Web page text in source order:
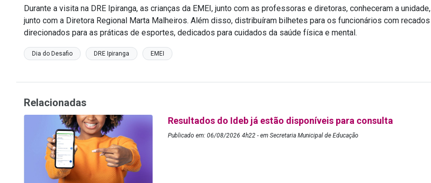
Durante a visita na DRE Ipiranga, as crianças da EMEI, junto com as professoras e diretoras, conheceram a unidade,
junto com a Diretora Regional Marta Malheiros. Além disso, distribuíram bilhetes para os funcionários com recados
direcionados para as práticas de esportes, dedicados para cuidados da saúde física e mental.
Dia do Desafio DRE Ipiranga EMEI
Relacionadas
Resultados do Ideb já estão disponíveis para consulta
Publicado em: 06/08/2026 4h22 - em Secretaria Municipal de Educação